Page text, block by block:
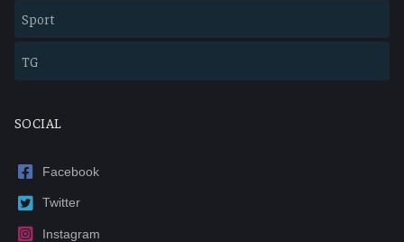
Sport
TG
SOCIAL
Facebook
Twitter
Instagram